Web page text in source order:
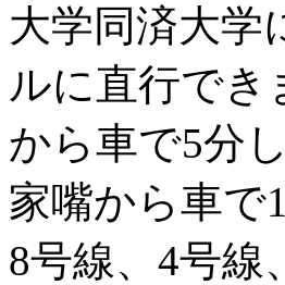
大学同済大学
ルに直行で
から車で5分
家嘴から車で
8号線、4号線